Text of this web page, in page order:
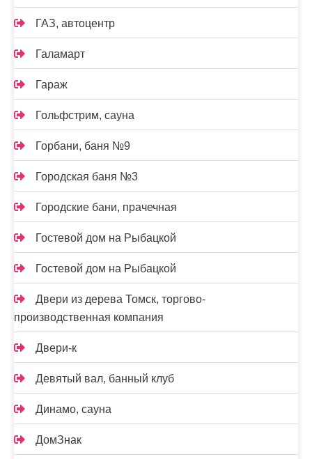
ГАЗ, автоцентр
Галамарт
Гараж
Гольфстрим, сауна
Горбани, баня №9
Городская баня №3
Городские бани, прачечная
Гостевой дом на Рыбацкой
Гостевой дом на Рыбацкой
Двери из дерева Томск, торгово-
производственная компания
Двери-к
Девятый вал, банный клуб
Динамо, сауна
ДомЗнак